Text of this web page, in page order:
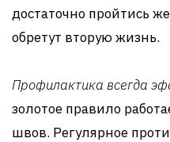
достаточно пройтись
обретут вторую жизнь.
Профилактика всегда
золотое правило
швов. Регулярное